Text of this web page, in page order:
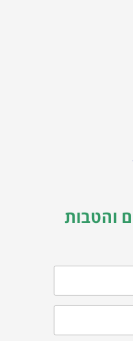
והטבות